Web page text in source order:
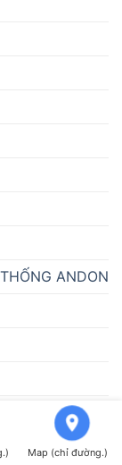
ANDON
Map (chỉ đường.)